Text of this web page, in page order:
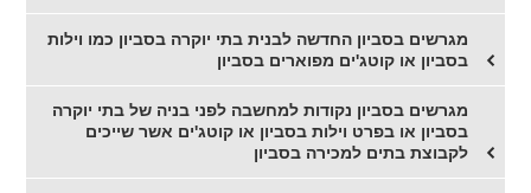
מגרשים בסביון החדשה לבנית בתי יוקרה בסביון כמו וילות
בסביון או קוטג'ים מפוארים בסביון
מגרשים בסביון נקודות למחשבה לפני בניה של בתי יוקרה
בסביון או בפרט וילות בסביון או קוטג'ים אשר שייכים
לקבוצת בתים למכירה בסביון